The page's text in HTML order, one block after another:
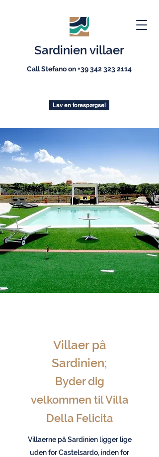
Sardinien villaer
Call Stefano on+39 342 323 2114
Lav en forespørgsel
Villaer på
Sardinien;
Byder dig
velkommen til Villa
Della Felicita
Villaerne på Sardinien ligger lige
uden for Castelsardo, inden for